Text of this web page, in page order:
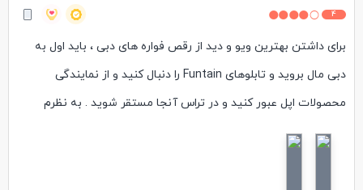
4
برای داشتن بهترین ویو و دید از رقص فواره های دبی ، باید اول به
دبی مال بروید و تابلوهای Funtain را دنبال کنید و از نمایندگی
محصولات اپل عبور کنید و در تراس آنجا مستقر شوید . به نظرم
تراس این فروشگاه بهترین مکان برای تماشای این فواره هاست !